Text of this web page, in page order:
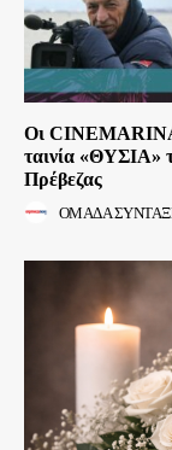
Οι CINEMARINA
ταινία
Πρέβεζας
ΟΜΑΔΑ